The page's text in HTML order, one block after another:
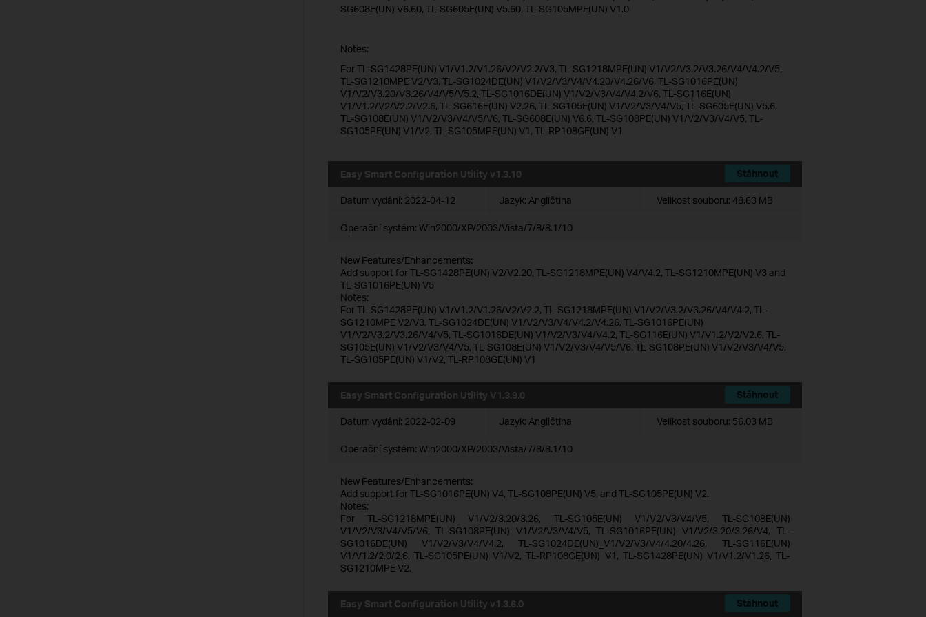
SG608E(UN) V6.60, TL-SG605E(UN) V5.60, TL-SG105MPE(UN) V1.0
Notes:
For TL-SG1428PE(UN) V1/V1.2/V1.26/V2/V2.2/V3, TL-SG1218MPE(UN) V1/V2/V3.2/V3.26/V4/V4.2/V5,
TL-SG1210MPE V2/V3, TL-SG1024DE(UN) V1/V2/V3/V4/V4.20/V4.26/V6, TL-SG1016PE(UN)
V1/V2/V3.20/V3.26/V4/V5/V5.2, TL-SG1016DE(UN) V1/V2/V3/V4/V4.2/V6, TL-SG116E(UN)
V1/V1.2/V2/V2.2/V2.6, TL-SG616E(UN) V2.26, TL-SG105E(UN) V1/V2/V3/V4/V5, TL-SG605E(UN) V5.6,
TL-SG108E(UN) V1/V2/V3/V4/V5/V6, TL-SG608E(UN) V6.6, TL-SG108PE(UN) V1/V2/V3/V4/V5, TL-
SG105PE(UN) V1/V2, TL-SG105MPE(UN) V1, TL-RP108GE(UN) V1
Easy Smart Configuration Utility v1.3.10 Stáhnout
Datum vydání: 2022-04-12 Jazyk: Angličtina Velikost souboru: 48.63 MB
Operační systém: Win2000/XP/2003/Vista/7/8/8.1/10
New Features/Enhancements:
Add support for TL-SG1428PE(UN) V2/V2.20, TL-SG1218MPE(UN) V4/V4.2, TL-SG1210MPE(UN) V3 and
TL-SG1016PE(UN) V5
Notes:
For TL-SG1428PE(UN) V1/V1.2/V1.26/V2/V2.2, TL-SG1218MPE(UN) V1/V2/V3.2/V3.26/V4/V4.2, TL-
SG1210MPE V2/V3, TL-SG1024DE(UN) V1/V2/V3/V4/V4.2/V4.26, TL-SG1016PE(UN)
V1/V2/V3.2/V3.26/V4/V5, TL-SG1016DE(UN) V1/V2/V3/V4/V4.2, TL-SG116E(UN) V1/V1.2/V2/V2.6, TL-
SG105E(UN) V1/V2/V3/V4/V5, TL-SG108E(UN) V1/V2/V3/V4/V5/V6, TL-SG108PE(UN) V1/V2/V3/V4/V5,
TL-SG105PE(UN) V1/V2, TL-RP108GE(UN) V1
Easy Smart Configuration Utility V1.3.9.0 Stáhnout
Datum vydání: 2022-02-09 Jazyk: Angličtina Velikost souboru: 56.03 MB
Operační systém: Win2000/XP/2003/Vista/7/8/8.1/10
New Features/Enhancements:
Add support for TL-SG1016PE(UN) V4, TL-SG108PE(UN) V5, and TL-SG105PE(UN) V2.
Notes:
For TL-SG1218MPE(UN) V1/V2/3.20/3.26, TL-SG105E(UN) V1/V2/V3/V4/V5, TL-SG108E(UN)
V1/V2/V3/V4/V5/V6, TL-SG108PE(UN) V1/V2/V3/V4/V5, TL-SG1016PE(UN) V1/V2/3.20/3.26/V4, TL-
SG1016DE(UN) V1/V2/V3/V4/V4.2, TL-SG1024DE(UN)_V1/V2/V3/V4/4.20/4.26, TL-SG116E(UN)
V1/V1.2/2.0/2.6, TL-SG105PE(UN) V1/V2, TL-RP108GE(UN) V1, TL-SG1428PE(UN) V1/V1.2/V1.26, TL-
SG1210MPE V2.
Easy Smart Configuration Utility v1.3.6.0 Stáhnout